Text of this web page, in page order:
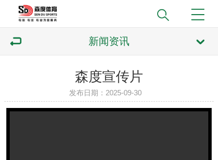
新闻资讯
森度宣传片
发布日期：2025-09-30